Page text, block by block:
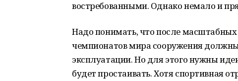
востребованными. Однако немало и
Надо понимать, что после
чемпионатов мира сооружения
эксплуатации. Но для этого нужны
будет простаивать. Хотя спортивная